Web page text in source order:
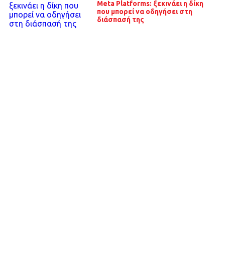
Meta Platforms: ξεκινάει η δίκη
που μπορεί να οδηγήσει στη
διάσπασή της